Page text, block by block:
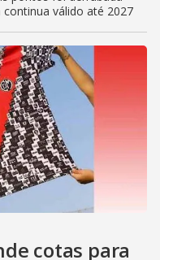
válido até 2027
cotas para